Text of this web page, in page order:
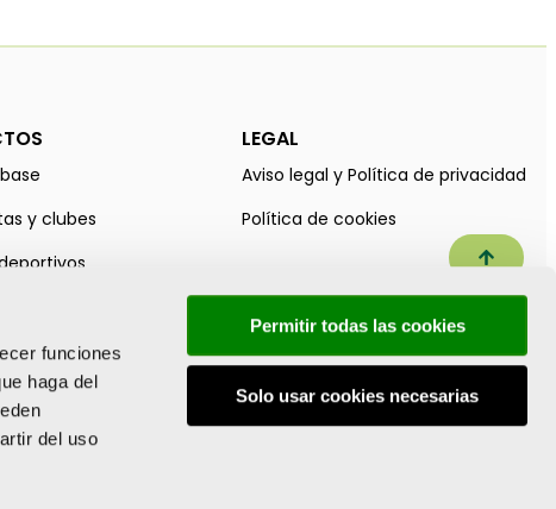
funciones
haga del
del uso
Permitir todas las cookies
Solo usar cookies necesarias
Subir
y clubes
LEGAL
Aviso legal y Política de privacidad
Política de cookies